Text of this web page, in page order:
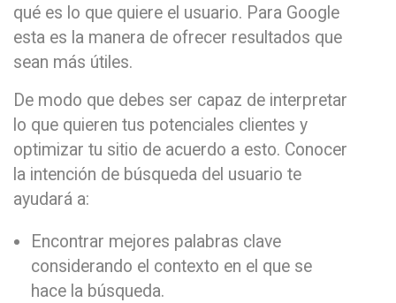
qué es lo que quiere el usuario. Para Google
esta es la manera de ofrecer resultados que
sean más útiles.
De modo que debes ser capaz de interpretar
lo que quieren tus potenciales clientes y
optimizar tu sitio de acuerdo a esto. Conocer
la intención de búsqueda del usuario te
ayudará a:
Encontrar mejores palabras clave
considerando el contexto en el que se
hace la búsqueda.